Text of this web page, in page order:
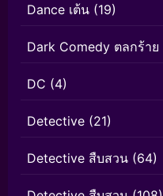
Dance เต้น (19)
Dark Comedy ตลกร้าย
DC (4)
Detective (21)
Detective สืบสวน (64)